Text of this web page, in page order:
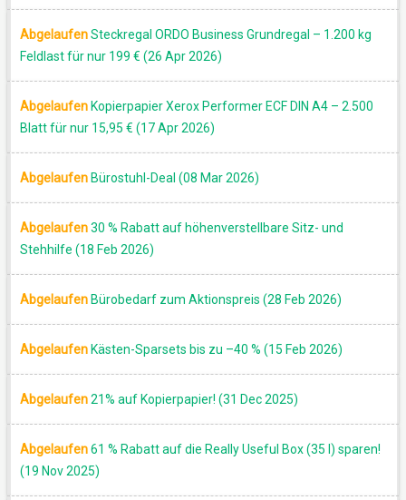
AbgelaufenSteckregal ORDO Business Grundregal – 1.200 kg
Feldlast für nur 199 € (26 Apr 2026)
Abgelaufen Kopierpapier Xerox Performer ECF DIN A4 – 2.500
Blatt für nur 15,95 € (17 Apr 2026)
Abgelaufen Bürostuhl-Deal (08 Mar 2026)
Abgelaufen30 % Rabatt auf höhenverstellbare Sitz- und
Stehhilfe (18 Feb 2026)
Abgelaufen Bürobedarf zum Aktionspreis (28 Feb 2026)
Abgelaufen Kästen-Sparsets bis zu –40 % (15 Feb 2026)
Abgelaufen21% auf Kopierpapier! (31 Dec 2025)
Abgelaufen61 % Rabatt auf die Really Useful Box (35 l) sparen!
(19 Nov 2025)